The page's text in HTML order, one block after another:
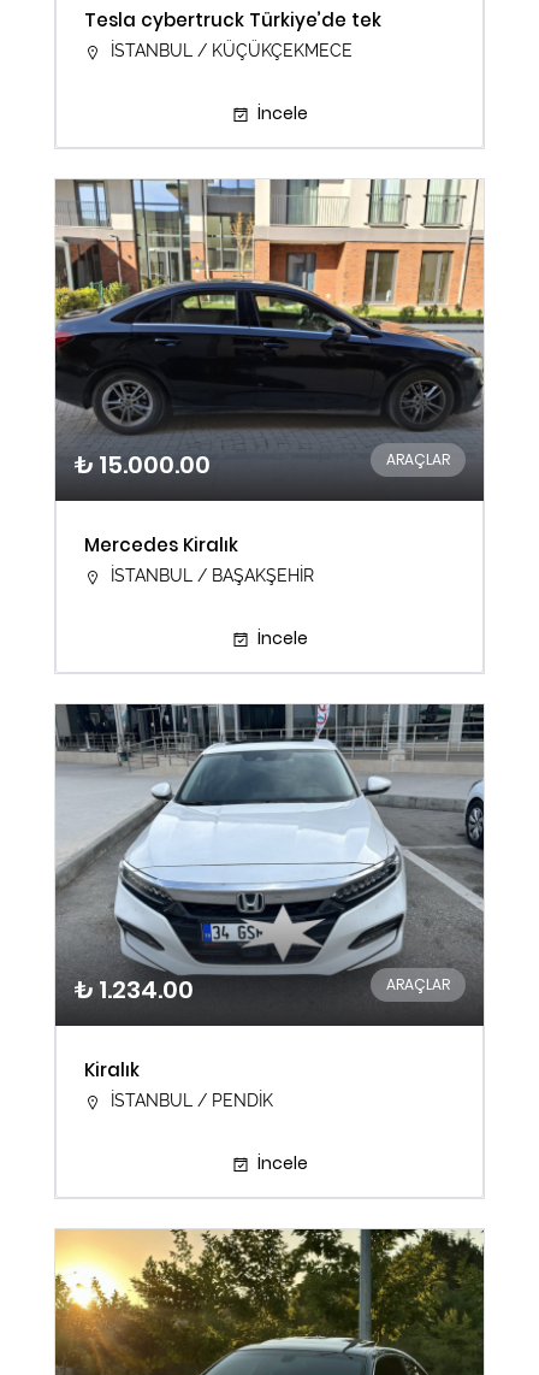
Tesla cybertruck Türkiye’de tek
İSTANBUL / KÜÇÜKÇEKMECE
İncele
₺ 15.000.00 ARAÇLAR
Mercedes Kiralık
İSTANBUL / BAŞAKŞEHİR
İncele
₺ 1.234.00 ARAÇLAR
Kiralık
İSTANBUL / PENDİK
İncele